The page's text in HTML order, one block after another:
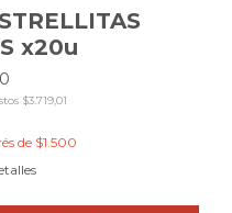
x20u
$3.719,01
de $1.500